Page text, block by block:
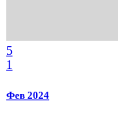
5
1
Фев 2024